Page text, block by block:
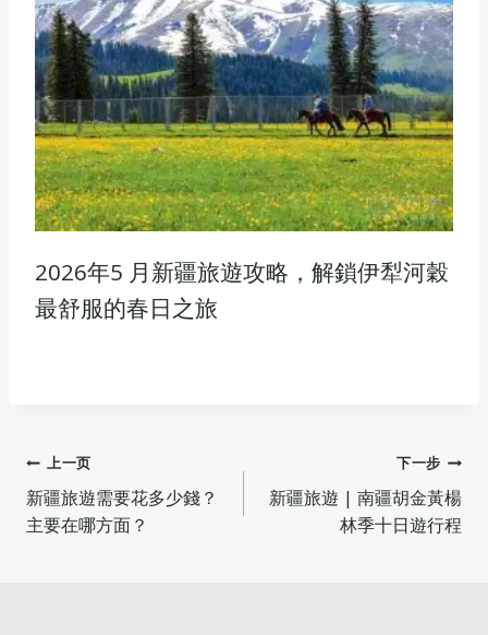
2026年5 月新疆旅遊攻略，解鎖伊犁河穀
最舒服的春日之旅
文
章
上一页
新疆旅遊需要花多少錢？
主要在哪方面？
下一步
新疆旅遊 | 南疆胡金黃楊
林季十日遊行程